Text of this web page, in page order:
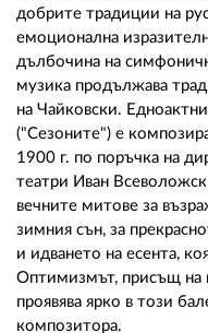
добрите традиции на
емоционална
дълбочина на
музика продължава
на Чайковски.
("Сезоните") е
1900 г. по поръчка на
театри Иван
вечните митове за
зимния сън, за
и идването на есента,
Оптимизмът, присъщ на
проявява ярко в този
композитора.